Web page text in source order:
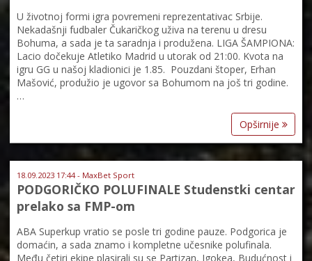
U životnoj formi igra povremeni reprezentativac Srbije.
Nekadašnji fudbaler Čukaričkog uživa na terenu u dresu
Bohuma, a sada je ta saradnja i produžena. LIGA ŠAMPIONA:
Lacio dočekuje Atletiko Madrid u utorak od 21:00. Kvota na
igru GG u našoj kladionici je 1.85. Pouzdani štoper, Erhan
Mašović, produžio je ugovor sa Bohumom na još tri godine.
…
Opširnije
18.09.2023 17:44 - MaxBet Sport
PODGORIČKO POLUFINALE Studenstki centar
prelako sa FMP-om
ABA Superkup vratio se posle tri godine pauze. Podgorica je
domaćin, a sada znamo i kompletne učesnike polufinala.
Među četiri ekipe plasirali su se Partizan, Igokea, Budućnost i